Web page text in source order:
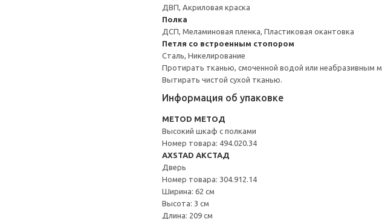
ДВП, Акриловая краска
Полка
ДСП, Меламиновая пленка, Пластиковая окантовка
Петля со встроенным стопором
Сталь, Никелирование
Протирать тканью, смоченной водой или неабразивным
Вытирать чистой сухой тканью.
Информация об упаковке
METOD МЕТОД
Высокий шкаф с полками
Номер товара: 494.020.34
AXSTAD АКСТАД
Дверь
Номер товара: 304.912.14
Ширина: 62 см
Высота: 3 см
Длина: 209 см